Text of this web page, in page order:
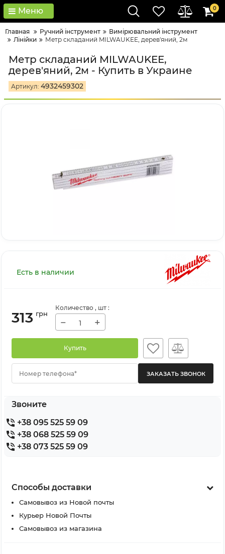
Меню 0
Главная Ручний інструмент
Вимірювальний інструмент
Лінійки
Метр складаний MILWAUKEE, дерев'яний, 2м
Метр складаний MILWAUKEE,
дерев'яний, 2м - Купить в Украине
Артикул: 4932459302
Есть в наличии
313 грн
Количество , шт :
− +
Купить
Номер телефона*
Звоните
+38 095 525 59 09
+38 068 525 59 09
+38 073 525 59 09
Способы доставки
Самовывоз из Новой почты
Курьер Новой Почты
Самовывоз из магазина